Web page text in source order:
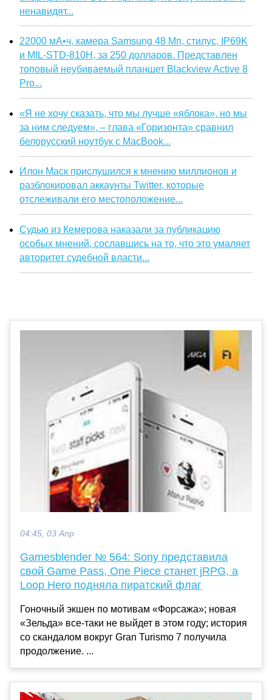
ненавидят...
22000 мА•ч, камера Samsung 48 Мп, стилус, IP69K
и MIL-STD-810H, за 250 долларов. Представлен
топовый неубиваемый планшет Blackview Active 8
Pro...
«Я не хочу сказать, что мы лучше «яблока», но мы
за ним следуем», – глава «Горизонта» сравнил
белорусский ноутбук с MacBook...
Илон Маск прислушился к мнению миллионов и
разблокировал аккаунты Twitter, которые
отслеживали его местоположение...
Судью из Кемерова наказали за публикацию
особых мнений, сославшись на то, что это умаляет
авторитет судебной власти...
04:45, 03 Апр
Gamesblender № 564: Sony представила
свой Game Pass, One Piece станет jRPG, а
Loop Hero подняла пиратский флаг
Гоночный экшен по мотивам «Форсажа»; новая
«Зельда» все-таки не выйдет в этом году; история
со скандалом вокруг Gran Turismo 7 получила
продолжение. ...